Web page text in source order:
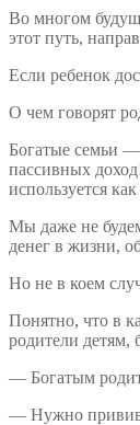
Во многом
этот путь,
Если ребенок
О чем говорят
Богатые семьи —
пассивных
используется
Мы даже не
денег в жизни,
Но не в коем
Понятно, что в
родители детям,
— Богатым
— Нужно